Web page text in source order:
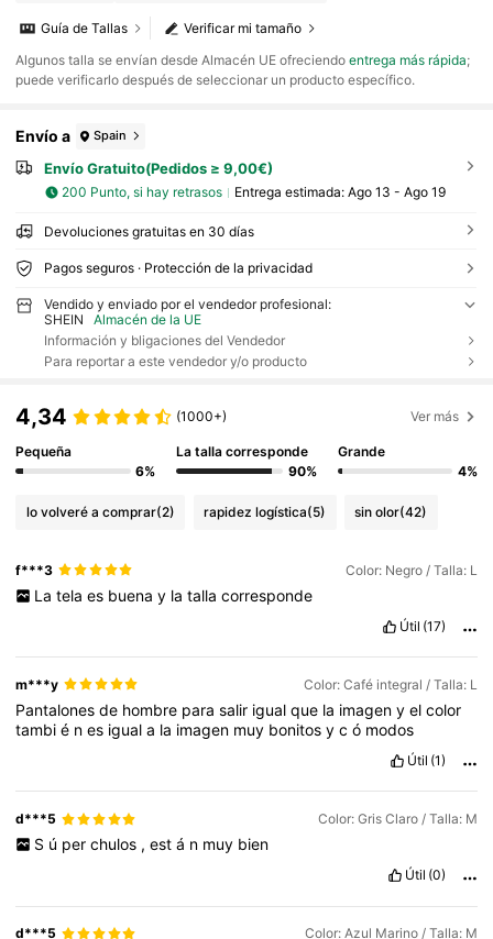
Verificar mi tamaño
Guía de Tallas
​Algunos talla se envían desde Almacén UE ofreciendoentrega más rápida;
puede verificarlo después de seleccionar un producto específico.
Envío a Spain
Envío Gratuito(Pedidos ≥ 9,00€)
200 Punto, si hay retrasos Entrega estimada: Ago 13 - Ago 19
Devoluciones gratuitas en 30 días
Pagos seguros · Protección de la privacidad
Vendido y enviado por el vendedor profesional:
SHEIN
Almacén de la UE
Información y bligaciones del Vendedor
Para reportar a este vendedor y/o producto
4,34 (1000+) Ver más
Pequeña
6%
La talla corresponde
90%
Grande
4%
lo volveré a comprar(2) rapidez logística(5) sin olor(42)
f***3 Color: Negro / Talla: L
La tela es buena y la talla corresponde
Útil (17)
m***y Color: Café integral / Talla: L
Pantalonesde hombre parasalir igualque la imagenyelcolor
tambié nes iguala la imagen muy bonitosycó modos
Útil (1)
d***5 Color: Gris Claro / Talla: M
S ú per chulos , est á n muy bien
Útil (0)
d***5 Color: Azul Marino / Talla: M